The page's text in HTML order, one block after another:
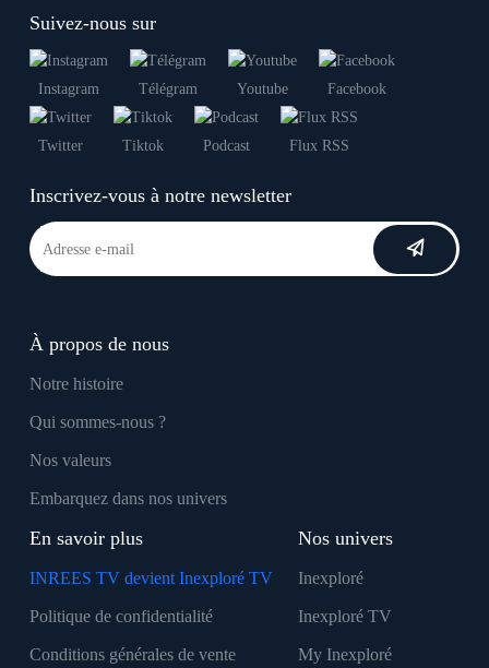
Suivez-nous sur
Instagram Télégram Youtube Facebook
Twitter Tiktok Podcast Flux RSS
Inscrivez-vous à notre newsletter
À propos de nous
Notre histoire
Qui sommes-nous ?
Nos valeurs
Embarquez dans nos univers
En savoir plus
INREES TV devient Inexploré TV
Politique de confidentialité
Conditions générales de vente
Nos univers
Inexploré
Inexploré TV
My Inexploré